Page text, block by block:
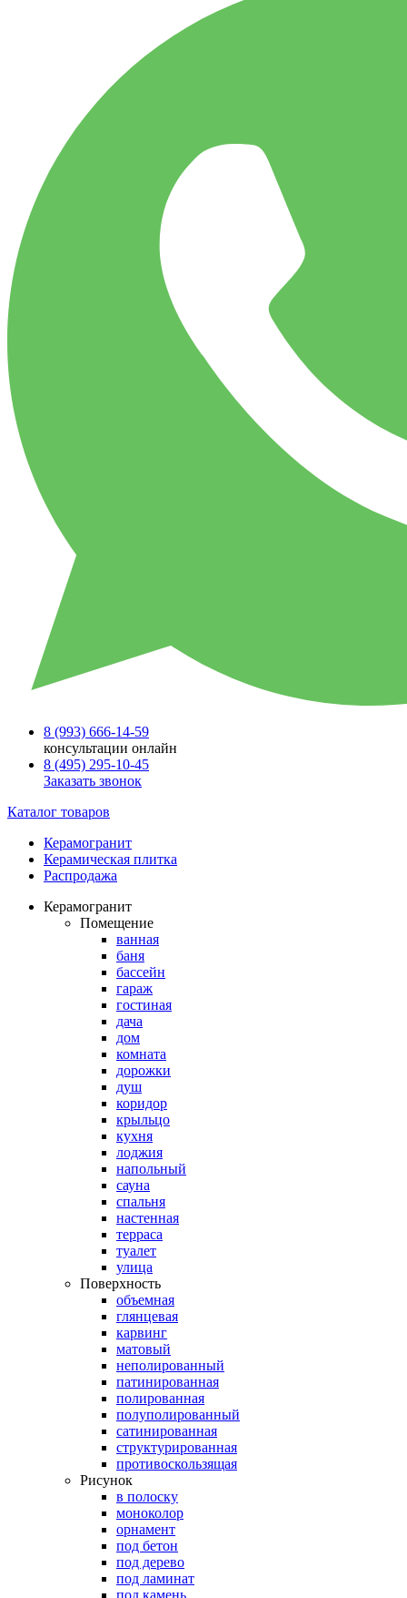
8 (993) 666-14-59
консультации онлайн
8 (495) 295-10-45
Заказать звонок
Каталог товаров
Керамогранит
Керамическая плитка
Распродажа
Керамогранит
Помещение
ванная
баня
бассейн
гараж
гостиная
дача
дом
комната
дорожки
душ
коридор
крыльцо
кухня
лоджия
напольный
сауна
спальня
настенная
терраса
туалет
улица
Поверхность
объемная
глянцевая
карвинг
матовый
неполированный
патинированная
полированная
полуполированный
сатинированная
структурированная
противоскользящая
Рисунок
в полоску
моноколор
орнамент
под бетон
под дерево
под ламинат
под камень